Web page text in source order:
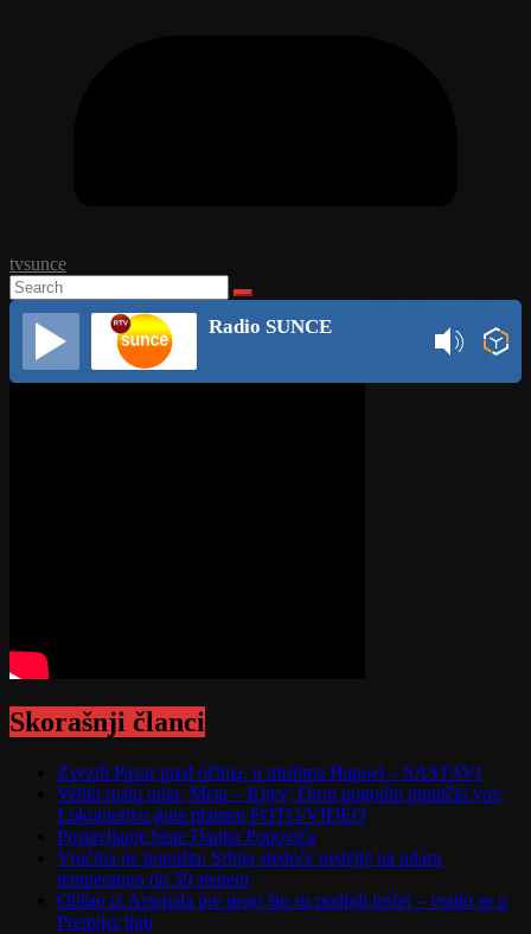
tvsunce
Radio SUNCE
Skorašnji članci
Zvezdi Pazar pred očima, u mislima Hapoel – SASTAVI
Veliki ruski udar: Meta – Kijev; Dron pogodio putnički voz;
Lokomotivu guta plamen FOTO/VIDEO
Postavljanje biste Danka Popovića
Vrućina ne popušta: Srbija sledeće nedelje na udaru
temperatura do 39 stepeni
Otišao iz Arsenala pre nego što su podigli trofej – vratio se u
Premijer ligu